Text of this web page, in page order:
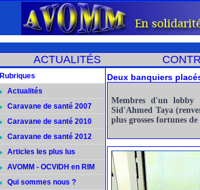
ACTUALITÉS
Rubriques
Actualités
Caravane de santé 2007
Caravane de santé 2010
Caravane de santé 2012
Articles les plus lus
AVOMM - OCVIDH en RIM
Qui sommes nous ?
Deux banquiers
Membres d'un lobby
Sid'Ahmed Taya
plus grosses fortunes